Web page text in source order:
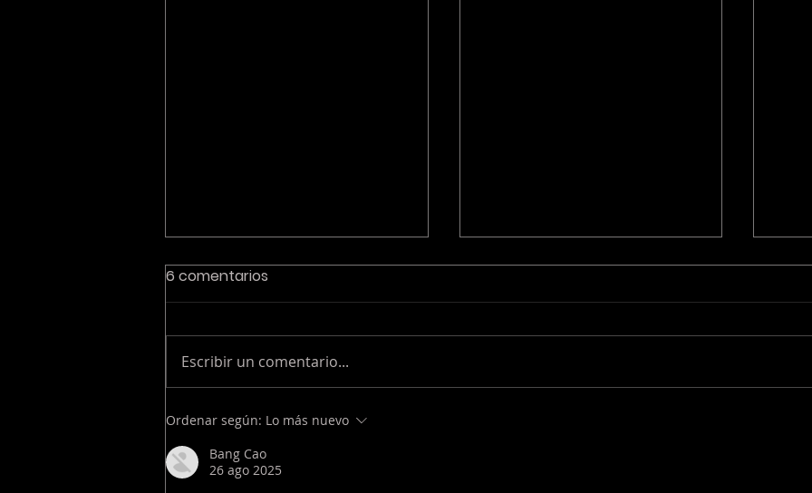
Del alcance a la atención:
cómo CTV está
redefiniendo el rol de la
6 comentarios
Escribir un comentario...
Ordenar según: Lo más nuevo
Bang Cao
26 ago 2025